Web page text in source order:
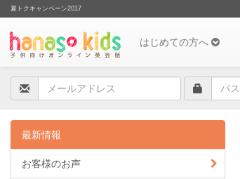
夏トクキャンペーン2017
はじめての方へ
最新情報
お客様のお声